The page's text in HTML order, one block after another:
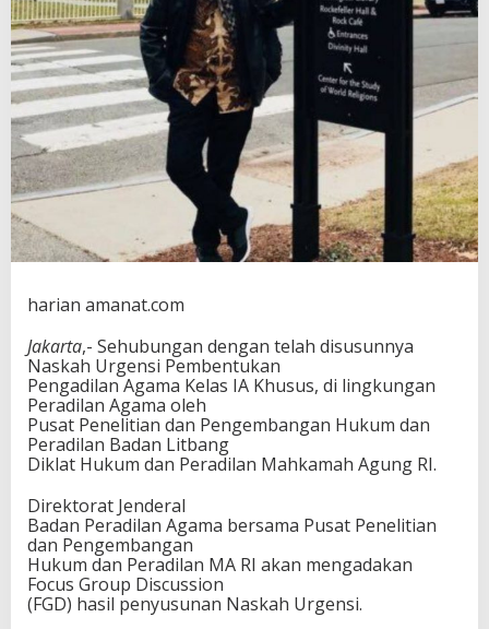
y
a
k
u
F
G
U
g
e
n
s
i
P
e
b
e
n
t
u
k
harian amanat.com
Jakarta,- Sehubungan dengan telah disusunnya
Naskah Urgensi Pembentukan
Pengadilan Agama Kelas IA Khusus, di lingkungan
Peradilan Agama oleh
Pusat Penelitian dan Pengembangan Hukum dan
Peradilan Badan Litbang
Diklat Hukum dan Peradilan Mahkamah Agung RI.
Direktorat Jenderal
Badan Peradilan Agama bersama Pusat Penelitian
dan Pengembangan
Hukum dan Peradilan MA RI akan mengadakan
Focus Group Discussion
(FGD) hasil penyusunan Naskah Urgensi.